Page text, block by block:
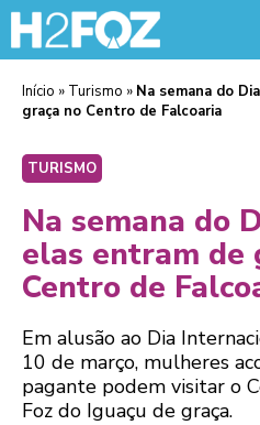
Início » Turismo » Na semana do
graça no Centro de Falcoaria
TURISMO
Na semana do
elas entram de
Centro de
Em alusão ao Dia
10 de março, mulheres
pagante podem visitar o
Foz do Iguaçu de graça.